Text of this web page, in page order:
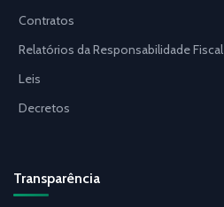
Contratos
Relatórios da Responsabilidade Fiscal
Leis
Decretos
Transparência